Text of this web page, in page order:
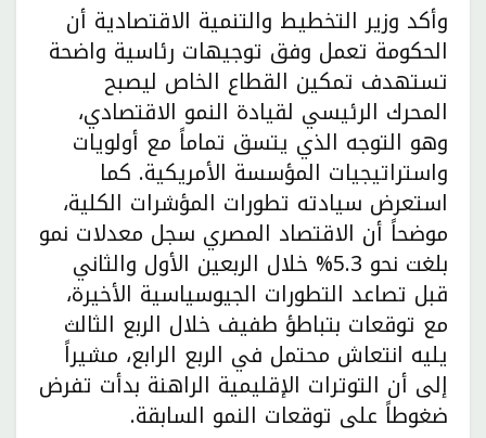
وأكد وزير التخطيط والتنمية الاقتصادية أن
الحكومة تعمل وفق توجيهات رئاسية واضحة
تستهدف تمكين القطاع الخاص ليصبح
المحرك الرئيسي لقيادة النمو الاقتصادي،
وهو التوجه الذي يتسق تماماً مع أولويات
واستراتيجيات المؤسسة الأمريكية. كما
استعرض سيادته تطورات المؤشرات الكلية،
موضحاً أن الاقتصاد المصري سجل معدلات نمو
بلغت نحو 5.3% خلال الربعين الأول والثاني
قبل تصاعد التطورات الجيوسياسية الأخيرة،
مع توقعات بتباطؤ طفيف خلال الربع الثالث
يليه انتعاش محتمل في الربع الرابع، مشيراً
إلى أن التوترات الإقليمية الراهنة بدأت تفرض
ضغوطاً على توقعات النمو السابقة.